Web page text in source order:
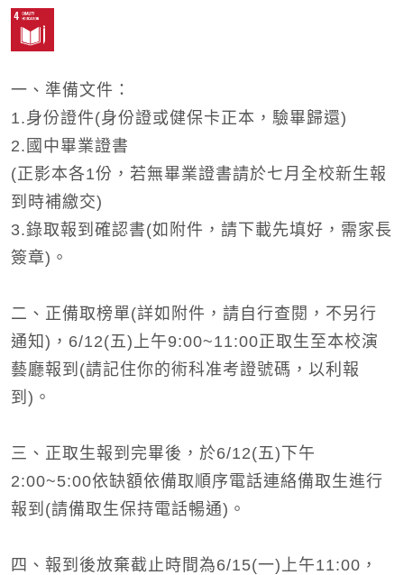
一、準備文件：
1.身份證件(身份證或健保卡正本，驗畢歸還)
2.國中畢業證書
(正影本各1份，若無畢業證書請於七月全校新生報
到時補繳交)
3.錄取報到確認書(如附件，請下載先填好，需家長
簽章)。
二、正備取榜單(詳如附件，請自行查閱，不另行
通知)，6/12(五)上午9:00~11:00正取生至本校演
藝廳報到(請記住你的術科准考證號碼，以利報
到)。
三、正取生報到完畢後，於6/12(五)下午
2:00~5:00依缺額依備取順序電話連絡備取生進行
報到(請備取生保持電話暢通)。
四、報到後放棄截止時間為6/15(一)上午11:00，